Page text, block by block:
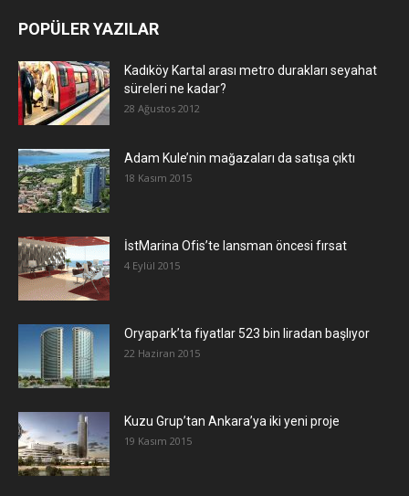
POPÜLER YAZILAR
Kadıköy Kartal arası metro durakları seyahat
süreleri ne kadar?
28 Ağustos 2012
Adam Kule’nin mağazaları da satışa çıktı
18 Kasım 2015
İstMarina Ofis’te lansman öncesi fırsat
4 Eylül 2015
Oryapark’ta fiyatlar 523 bin liradan başlıyor
22 Haziran 2015
​Kuzu Grup’tan Ankara’ya iki yeni proje
19 Kasım 2015